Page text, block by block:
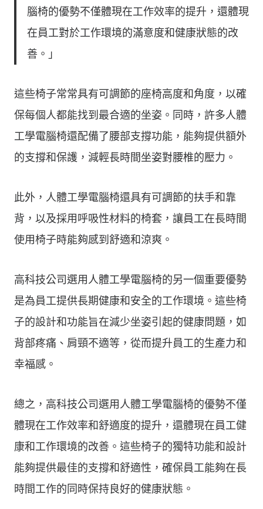
腦椅的優勢不僅體現在工作效率的提升，還體現
在員工對於工作環境的滿意度和健康狀態的改
善。」
這些椅子常常具有可調節的座椅高度和角度，以確
保每個人都能找到最合適的坐姿。同時，許多人體
工學電腦椅還配備了腰部支撐功能，能夠提供額外
的支撐和保護，減輕長時間坐姿對腰椎的壓力。
此外，人體工學電腦椅還具有可調節的扶手和靠
背，以及採用呼吸性材料的椅套，讓員工在長時間
使用椅子時能夠感到舒適和涼爽。
高科技公司選用人體工學電腦椅的另一個重要優勢
是為員工提供長期健康和安全的工作環境。這些椅
子的設計和功能旨在減少坐姿引起的健康問題，如
背部疼痛、肩頸不適等，從而提升員工的生產力和
幸福感。
總之，高科技公司選用人體工學電腦椅的優勢不僅
體現在工作效率和舒適度的提升，還體現在員工健
康和工作環境的改善。這些椅子的獨特功能和設計
能夠提供最佳的支撐和舒適性，確保員工能夠在長
時間工作的同時保持良好的健康狀態。